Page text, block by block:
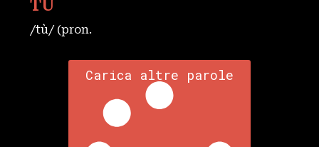
TU
/tù/ (pron.
Carica altre parole